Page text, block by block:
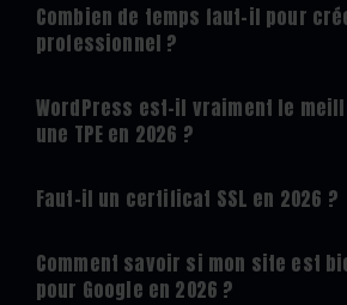
Combien de temps faut-il pour
professionnel ?
WordPress est-il vraiment le
une TPE en 2026 ?
Faut-il un certificat SSL en 2026 ?
Comment savoir si mon site est
pour Google en 2026 ?